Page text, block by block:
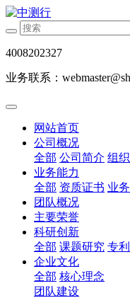
4008202327
业务联系：
网站首页
公司概况
全部 公司简介 组
业务能力
全部 资质证书 业
团队概况
主要荣誉
科研创新
全部 课题研究 专
企业文化
全部 核心理念
团队建设